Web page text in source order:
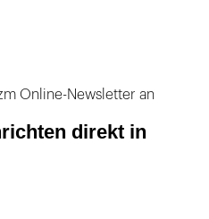
Online-Newsletter an
direkt in